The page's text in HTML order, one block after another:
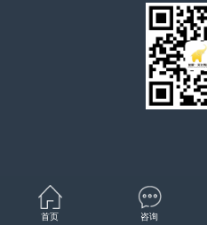
首页 咨询